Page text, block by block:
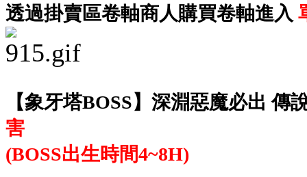
透過掛賣區卷軸商人購買卷軸進入
【象牙塔BOSS】深淵惡魔必出 傳
害
(BOSS出生時間4~8H)